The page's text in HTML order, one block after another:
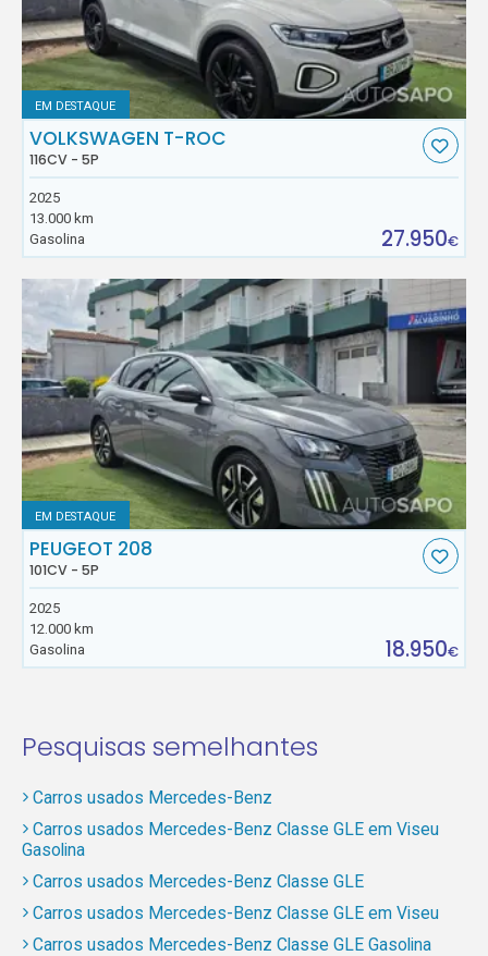
EM DESTAQUE
VOLKSWAGEN T-ROC
116CV - 5P
2025
13.000 km
Gasolina
27.950€
EM DESTAQUE
PEUGEOT 208
101CV - 5P
2025
12.000 km
Gasolina
18.950€
Pesquisas semelhantes
Carros usados Mercedes-Benz
Carros usados Mercedes-Benz Classe GLE em Viseu
Gasolina
Carros usados Mercedes-Benz Classe GLE
Carros usados Mercedes-Benz Classe GLE em Viseu
Carros usados Mercedes-Benz Classe GLE Gasolina